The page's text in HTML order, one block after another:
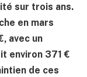
sur trois ans.
en mars
, avec un
environ 371 €
de ces